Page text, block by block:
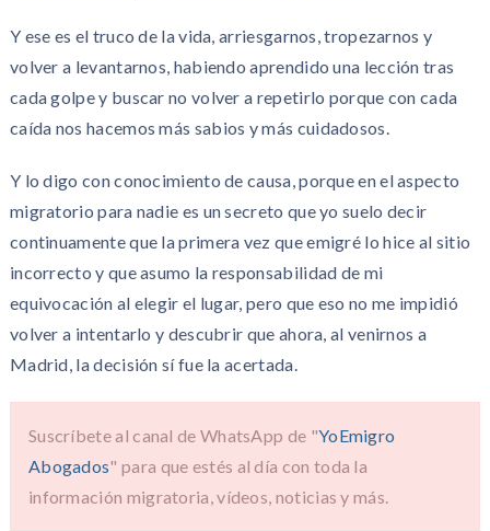
Y ese es el truco de la vida, arriesgarnos, tropezarnos y
volver a levantarnos, habiendo aprendido una lección tras
cada golpe y buscar no volver a repetirlo porque con cada
caída nos hacemos más sabios y más cuidadosos.
Y lo digo con conocimiento de causa, porque en el aspecto
migratorio para nadie es un secreto que yo suelo decir
continuamente que la primera vez que emigré lo hice al sitio
incorrecto y que asumo la responsabilidad de mi
equivocación al elegir el lugar, pero que eso no me impidió
volver a intentarlo y descubrir que ahora, al venirnos a
Madrid, la decisión sí fue la acertada.
Suscríbete al canal de WhatsApp de "YoEmigro
Abogados" para que estés al día con toda la
información migratoria, vídeos, noticias y más.